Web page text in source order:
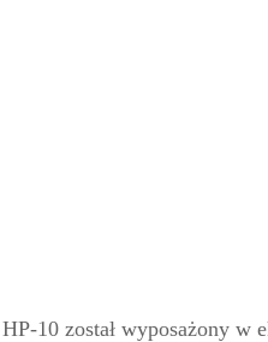
HP-10 został wyposażony w